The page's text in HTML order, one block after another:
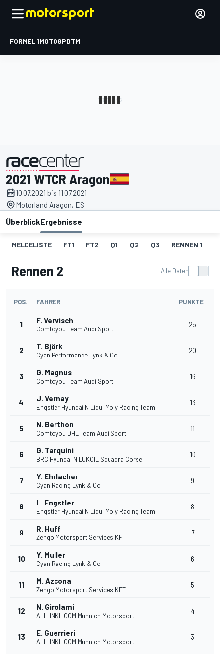
FORMEL 1MOTOGPDTM
präsentiert von
2021 WTCR Aragon
10.07.2021 bis 11.07.2021
Motorland Aragon, ES
ÜberblickErgebnisse
MELDELISTE FT1 FT2 Q1 Q2 Q3 RENNEN 1
Rennen 2 Alle Daten
POS. FAHRER PUNKTE
1 F. Vervisch
Comtoyou Team Audi Sport
25
2 T. Björk
Cyan Performance Lynk & Co
20
3 G. Magnus
Comtoyou Team Audi Sport
16
4 J. Vernay
Engstler Hyundai N Liqui Moly Racing Team
13
5 N. Berthon
Comtoyou DHL Team Audi Sport
11
6 G. Tarquini
BRC Hyundai N LUKOIL Squadra Corse
10
7 Y. Ehrlacher
Cyan Racing Lynk & Co
9
8 L. Engstler
Engstler Hyundai N Liqui Moly Racing Team
8
9 R. Huff
Zengo Motorsport Services KFT
7
10 Y. Muller
Cyan Racing Lynk & Co
6
11 M. Azcona
Zengo Motorsport Services KFT
5
12 N. Girolami
ALL-INKL.COM Münnich Motorsport
4
13 E. Guerrieri
ALL-INKL.COM Münnich Motorsport
3